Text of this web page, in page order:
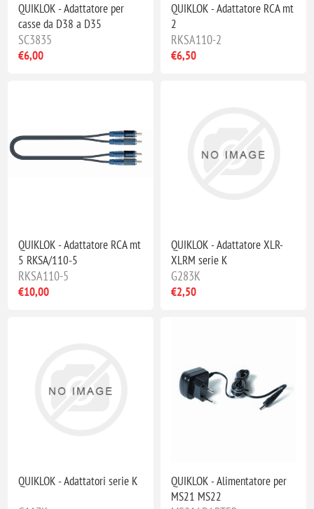
QUIKLOK - Adattatore per
casse da D38 a D35
SC3835
€6,00
QUIKLOK - Adattatore RCA mt
2
RKSA110-2
€6,50
QUIKLOK - Adattatore RCA mt
5 RKSA/110-5
RKSA110-5
€10,00
QUIKLOK - Adattatore XLR-
XLRM serie K
G283K
€2,50
QUIKLOK - Adattatori serie K
QUIKLOK - Alimentatore per
MS21 MS22